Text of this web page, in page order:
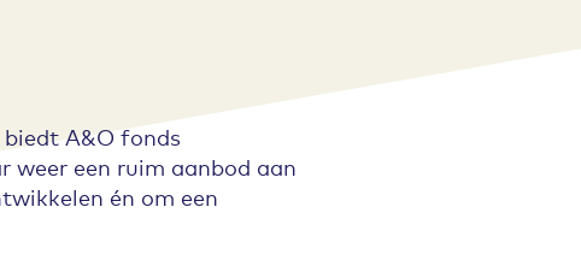
A&O fonds
weer een ruim aanbod aan
én om een